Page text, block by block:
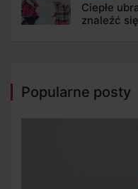
Ciepłe
znaleźć
Popularne posty